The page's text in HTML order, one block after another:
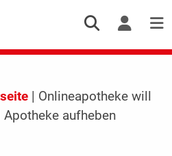
| Onlineapotheke will
Apotheke aufheben